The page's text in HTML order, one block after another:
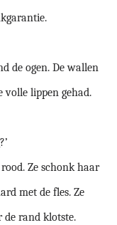
de ogen. De wallen
volle lippen gehad.
Ze schonk haar
met de fles. Ze
de rand klotste.